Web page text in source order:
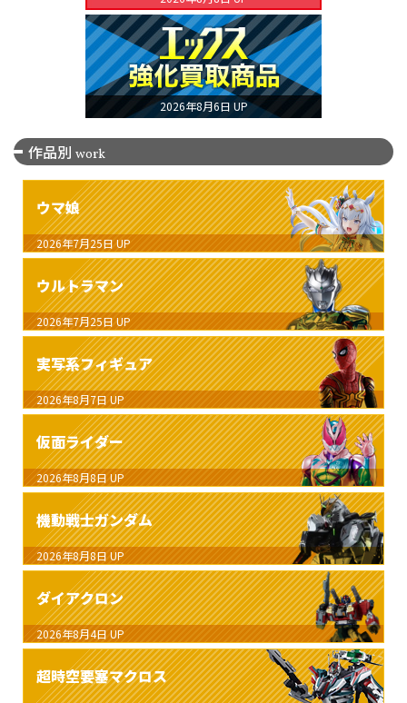
2026年8月6日 UP
作品別 work
ウマ娘
2026年7月25日 UP
ウルトラマン
2026年7月25日 UP
実写系フィギュア
2026年8月7日 UP
仮面ライダー
2026年8月8日 UP
機動戦士ガンダム
2026年8月8日 UP
ダイアクロン
2026年8月4日 UP
超時空要塞マクロス